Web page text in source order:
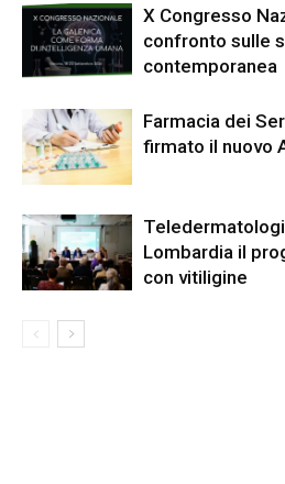
X Congresso
confronto sulle
contemporanea
Farmacia dei
firmato il nuovo
Lombardia il
con vitiligine